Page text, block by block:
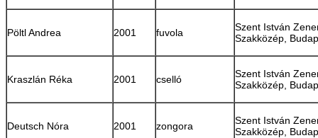
Pöltl Andrea 2001 fuvola
Szent István
Szakközép,
Kraszlán Réka 2001 cselló
Szent István
Szakközép,
Deutsch Nóra 2001 zongora
Szent István
Szakközép,